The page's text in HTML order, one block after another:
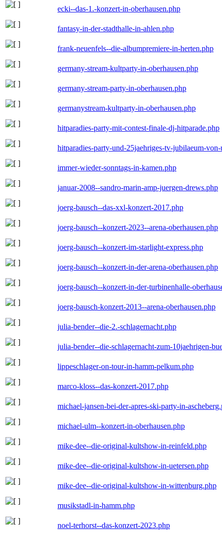
ecki--das-1.-konzert-in-oberhausen.php
fantasy-in-der-stadthalle-in-ahlen.php
frank-neuenfels--die-albumpremiere-in-herten.php
germany-stream-kultparty-in-oberhausen.php
germany-stream-party-in-oberhausen.php
germanystream-kultparty-in-oberhausen.php
hitparadies-party-mit-contest-finale-dj-hitparade.php
hitparadies-party-und-25jaehriges-tv-jubilaeum-
immer-wieder-sonntags-in-kamen.php
januar-2008--sandro-marin-amp-juergen-drews.php
joerg-bausch--das-xxl-konzert-2017.php
joerg-bausch--konzert-2023--arena-oberhausen.php
joerg-bausch--konzert-im-starlight-express.php
joerg-bausch--konzert-in-der-arena-oberhausen.php
joerg-bausch--konzert-in-der-turbinenhalle-
joerg-bausch-konzert-2013--arena-oberhausen.php
julia-bender--die-2.-schlagernacht.php
julia-bender--die-schlagernacht-zum-10jaehrigen-
lippeschlager-on-tour-in-hamm-pelkum.php
marco-kloss--das-konzert-2017.php
michael-jansen-bei-der-apres-ski-party-in-
michael-ulm--konzert-in-oberhausen.php
mike-dee--die-original-kultshow-in-reinfeld.php
mike-dee--die-original-kultshow-in-uetersen.php
mike-dee--die-original-kultshow-in-wittenburg.php
musikstadl-in-hamm.php
noel-terhorst--das-konzert-2023.php